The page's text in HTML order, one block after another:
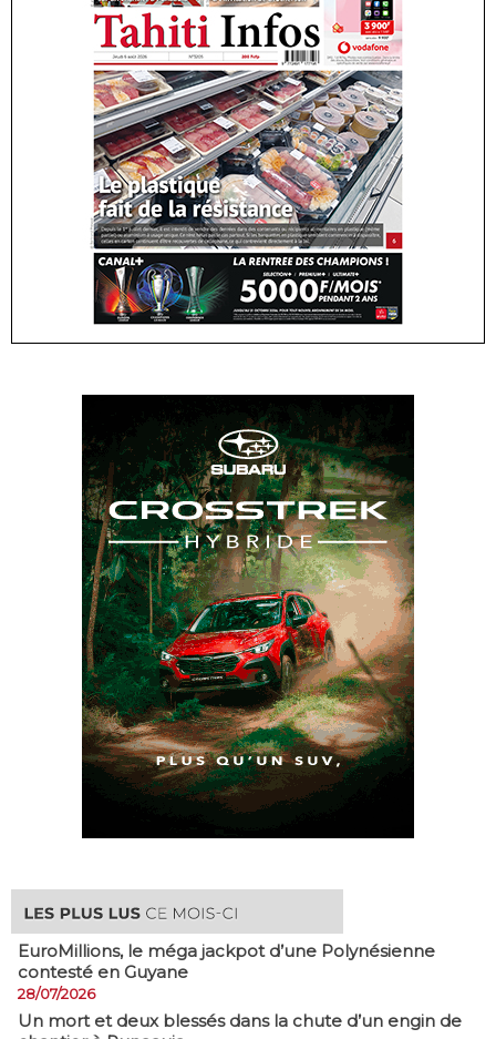
EuroMillions, ​le méga jackpot d’une Polynésienne
contesté en Guyane
28/07/2026
​Un mort et deux blessés dans la chute d’un engin de